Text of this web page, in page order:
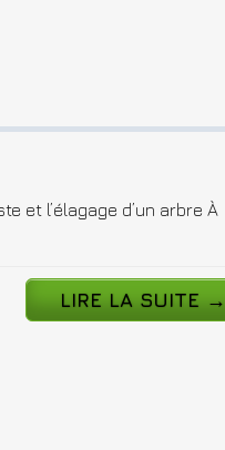
et l’élagage d’un arbre À
LIRE LA SUITE →